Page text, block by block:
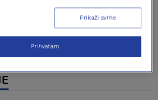
Prikaži svrhe
Prihvatam